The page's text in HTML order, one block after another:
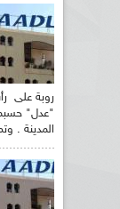
روبة على
"عدل"
المدينة .